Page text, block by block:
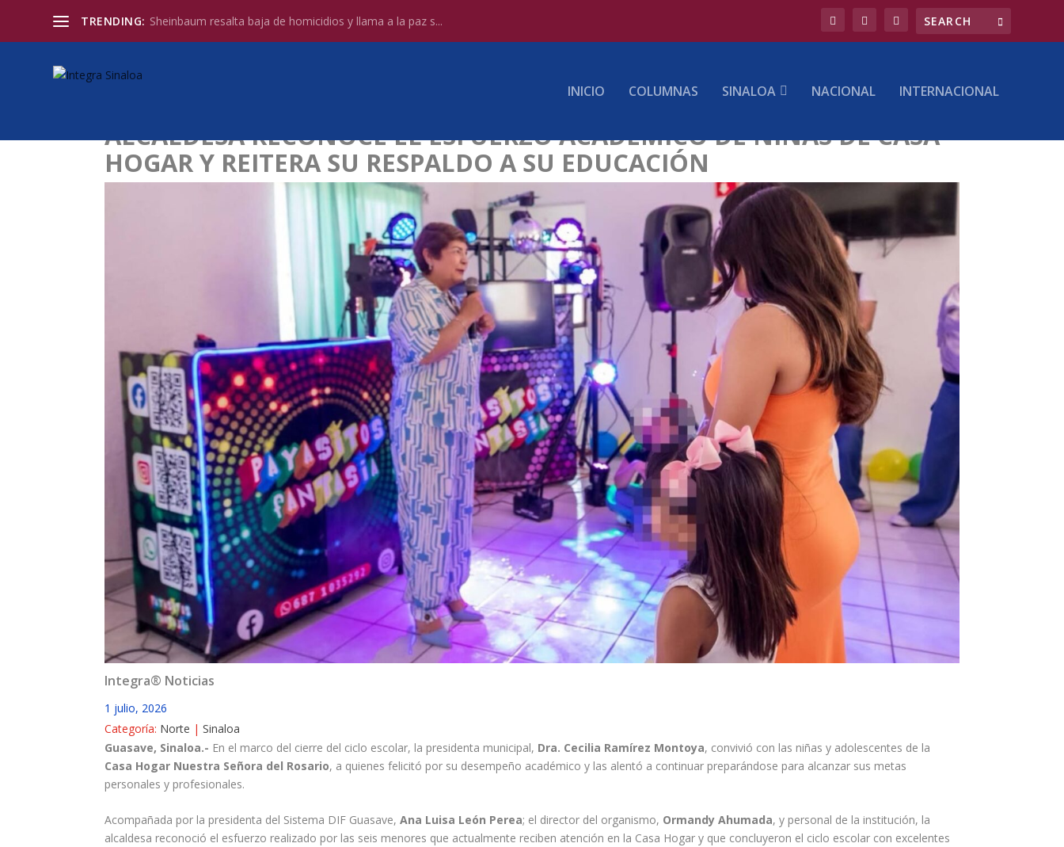
TRENDING: Sheinbaum resalta baja de homicidios y llama a la paz s...
INICIO COLUMNAS SINALOA NACIONAL INTERNACIONAL
ALCALDESA RECONOCE EL ESFUERZO ACADÉMICO DE NIÑAS DE CASA
HOGAR Y REITERA SU RESPALDO A SU EDUCACIÓN
Integra® Noticias
1 julio, 2026
Categoría: Norte | Sinaloa
Guasave, Sinaloa.- En el marco del cierre del ciclo escolar, la presidenta municipal, Dra. Cecilia Ramírez Montoya, convivió con las niñas y adolescentes de la
Casa Hogar Nuestra Señora del Rosario, a quienes felicitó por su desempeño académico y las alentó a continuar preparándose para alcanzar sus metas
personales y profesionales.
Acompañada por la presidenta del Sistema DIF Guasave, Ana Luisa León Perea; el director del organismo, Ormandy Ahumada, y personal de la institución, la
alcaldesa reconoció el esfuerzo realizado por las seis menores que actualmente reciben atención en la Casa Hogar y que concluyeron el ciclo escolar con excelentes